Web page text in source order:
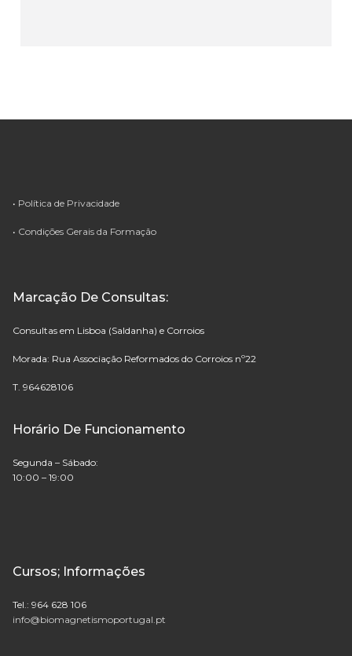
• Política de Privacidade
• Condições Gerais da Formação
Marcação De Consultas:
Consultas em Lisboa (Saldanha) e Corroios
Morada: Rua Associação Reformados do Corroios nº22
T. 964628106
Horário De Funcionamento
Segunda – Sábado:
10:00 – 19:00
Cursos; Informações
Tel.: 964 628 106
info@biomagnetismoportugal.pt